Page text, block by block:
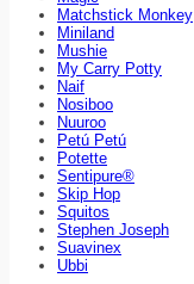
Matchstick Monkey
Miniland
Mushie
My Carry Potty
Naif
Nosiboo
Nuuroo
Petú Petú
Potette
Sentipure®
Skip Hop
Squitos
Stephen Joseph
Suavinex
Ubbi